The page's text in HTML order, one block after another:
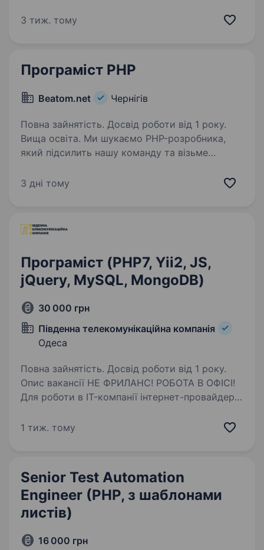
який підсилить нашу команду та стане
3 тиж. тому
Програміст PHP
Beatom.net Чернігів
Повна зайнятість. Досвід роботи від 1 року.
Вища освіта. Ми шукаємо PHP-розробника,
який підсилить нашу команду та візьме
ви вмієте працювати з кодом, активно
3 дні тому
Програміст (PHP7, Yii2, JS,
jQuery, MySQL, MongoDB)
30 000 грн
Пiвденна телекомунiкацiйна компанiя
Одеса
Повна зайнятість. Досвід роботи від 1 року.
Опис вакансії НЕ ФРИЛАНС! РОБОТА В ОФІСІ!
Для роботи в IT-компанії інтернет-провайдері
програмістів з досвідом 1−2 роки зі знанням
1 тиж. тому
Senior Test Automation
Engineer (PHP, з шаблонами
листів)
16 000 грн